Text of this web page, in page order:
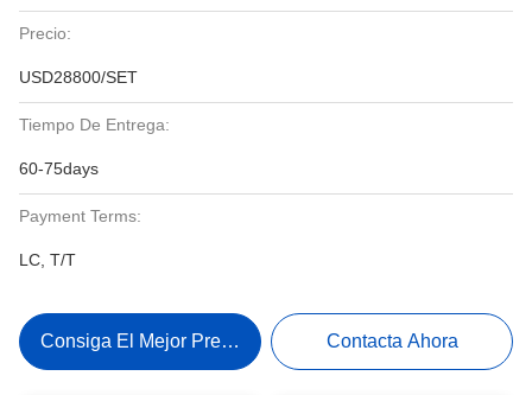
Precio:
USD28800/SET
Tiempo De Entrega:
60-75days
Payment Terms:
LC, T/T
Consiga El Mejor Precio Contacta Ahora